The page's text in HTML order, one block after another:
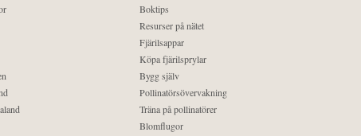
Boktips
Resurser på nätet
Fjärilsappar
Köpa fjärilsprylar
Bygg själv
Pollinatörsövervakning
Träna på pollinatörer
Blomflugor